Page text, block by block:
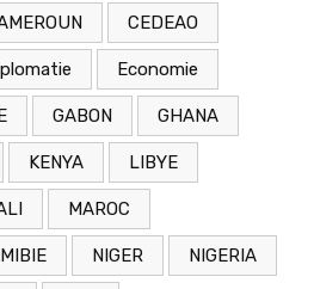
CEDEAO
Economie
GABON GHANA
KENYA LIBYE
MAROC
NIGER NIGERIA